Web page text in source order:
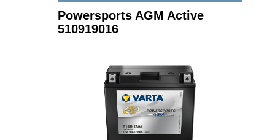
Powersports AGM Active
510919016